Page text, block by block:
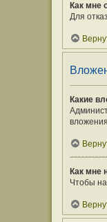
Как мне
Для
Какие
Как мне
Чтобы